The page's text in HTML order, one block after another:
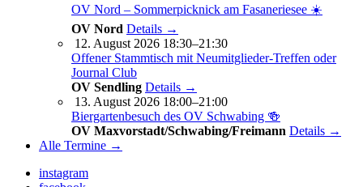
OV Nord – Sommerpicknick am Fasaneriesee ☀️
OV Nord Details →
12. August 2026 18:30–21:30
Offener Stammtisch mit Neumitglieder-Treffen oder
Journal Club
OV Sendling Details →
13. August 2026 18:00–21:00
Biergartenbesuch des OV Schwabing 🍻
OV Maxvorstadt/Schwabing/Freimann Details →
Alle Termine →
instagram